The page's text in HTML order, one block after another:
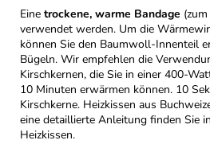
Eine trockene, warme Bandage
verwendet werden. Um die
können Sie den Baumwoll-Innenteil
Bügeln. Wir empfehlen die
Kirschkernen, die Sie in einer 400-
10 Minuten erwärmen können. 10
Kirschkerne. Heizkissen aus
eine detaillierte Anleitung finden Sie
Heizkissen.